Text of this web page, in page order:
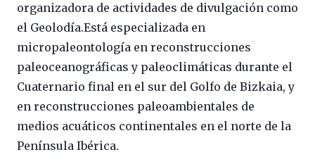
organizadora de actividades de divulgación como
el Geolodía.Está especializada en
micropaleontología en reconstrucciones
paleoceanográficas y paleoclimáticas durante el
Cuaternario final en el sur del Golfo de Bizkaia, y
en reconstrucciones paleoambientales de
medios acuáticos continentales en el norte de la
Península Ibérica.